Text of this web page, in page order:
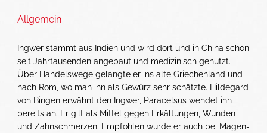
Allgemein
Ingwer stammt aus Indien und wird dort und in China schon
seit Jahrtausenden angebaut und medizinisch genutzt.
Über Handelswege gelangte er ins alte Griechenland und
nach Rom, wo man ihn als Gewürz sehr schätzte. Hildegard
von Bingen erwähnt den Ingwer, Paracelsus wendet ihn
bereits an. Er gilt als Mittel gegen Erkältungen, Wunden
und Zahnschmerzen. Empfohlen wurde er auch bei Magen-